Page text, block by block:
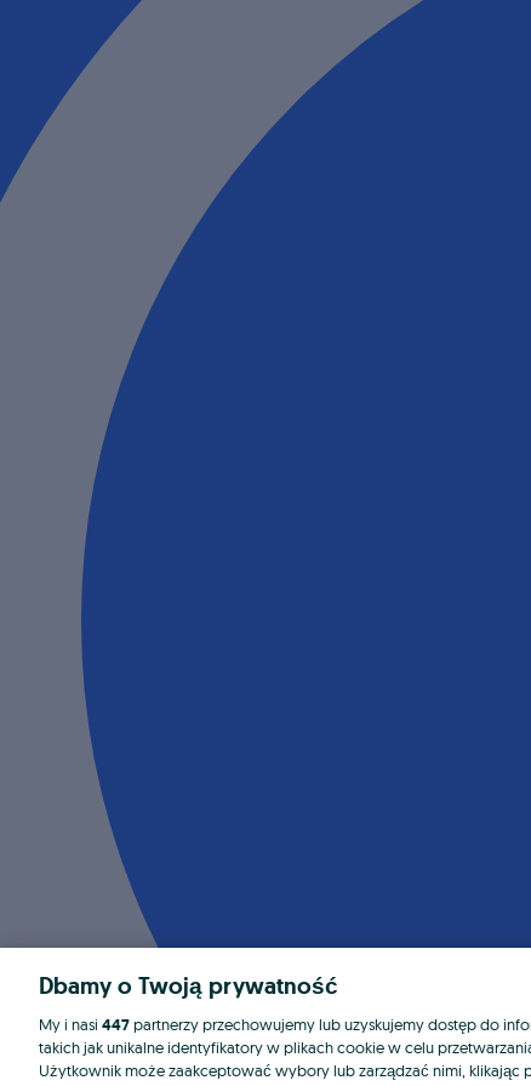
Dbamy o Twoją prywatność
My i nasi 447partnerzy przechowujemy lub uzyskujemy dostęp do
takich jak unikalne identyfikatory w plikach cookie w celu
Użytkownik może zaakceptować wybory lub zarządzać nimi, klikając